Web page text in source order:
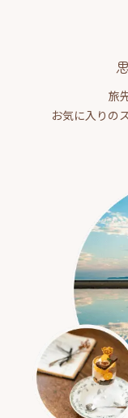
旅
お気に入りの